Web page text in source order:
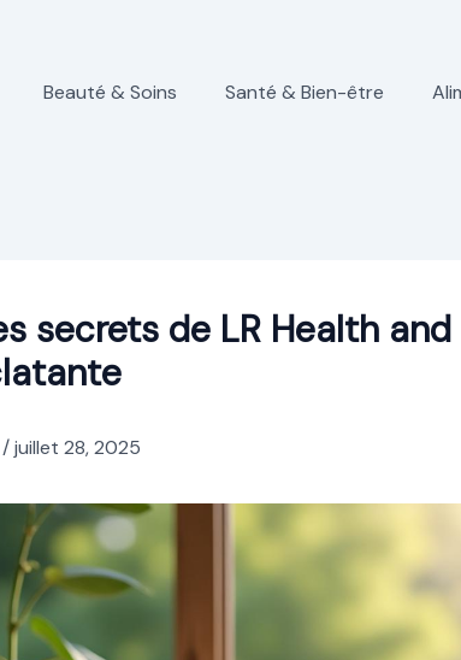
Beauté & Soins Santé & Bien-être
secrets de LR Health
/juillet 28, 2025